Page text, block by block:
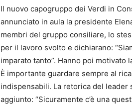
Il nuovo capogruppo dei Verdi in
annunciato in aula la presidente
membri del gruppo consiliare, lo
per il lavoro svolto e dichiarano:
imparato tanto”. Hanno poi motivato
È importante guardare sempre al
indispensabili. La retorica del leader
aggiunto: “Sicuramente c’è una